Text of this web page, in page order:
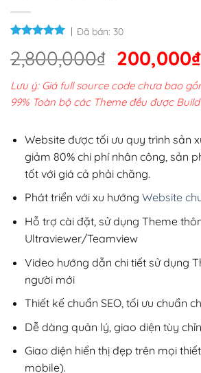
Đã bán: 30
2,800,000₫ Giá
gốc
là:
200,000₫
Lưu ý: Giá full source code chưa bao
99% Toàn bộ các Theme đều được
Website được tối ưu quy trình sản
giảm 80% chi phí nhân công, sản
tốt với giá cả phải chăng.
Phát triển với xu hướng Website
Hỗ trợ cài đặt, sử dụng Theme
Ultraviewer/Teamview
Video hướng dẫn chi tiết sử dụng
người mới
Thiết kế chuẩn SEO, tối ưu chuẩn
Dễ dàng quản lý, giao diện tùy
Giao diện hiển thị đẹp trên mọi
mobile).